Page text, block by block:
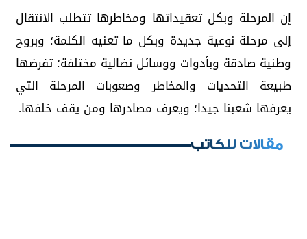
إن المرحلة وبكل تعقيداتها ومخاطرها تتطلب الانتقال
إلى مرحلة نوعية جديدة وبكل ما تعنيه الكلمة؛ وبروح
وطنية صادقة وبأدوات ووسائل نضالية مختلفة؛ تفرضها
طبيعة التحديات والمخاطر وصعوبات المرحلة التي
يعرفها شعبنا جيدا؛ ويعرف مصادرها ومن يقف خلفها.
مقالات للكاتب